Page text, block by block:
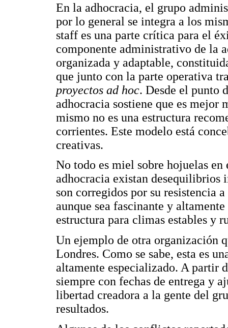
En la adhocracia, el grupo
por lo general se integra a los
staff es una parte crítica para el
componente administrativo de la
organizada y adaptable,
que junto con la parte operativa
proyectos ad hoc. Desde el punto
adhocracia sostiene que es mejor
mismo no es una estructura
corrientes. Este modelo está
creativas.
No todo es miel sobre hojuelas
adhocracia existan desequilibrios
son corregidos por su resistencia
aunque sea fascinante y
estructura para climas estables y
Un ejemplo de otra organización
Londres. Como se sabe, esta es
altamente especializado. A partir
siempre con fechas de entrega y
libertad creadora a la gente del
resultados.